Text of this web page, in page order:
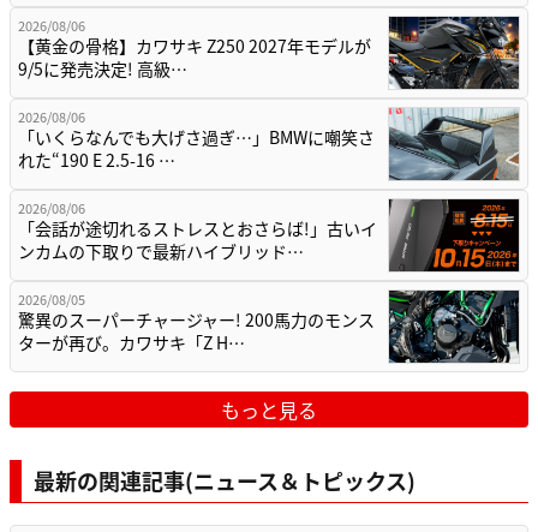
2026/08/06
【黄金の骨格】カワサキ Z250 2027年モデルが
9/5に発売決定! 高級…
2026/08/06
「いくらなんでも大げさ過ぎ…」BMWに嘲笑さ
れた“190 E 2.5-16 …
2026/08/06
「会話が途切れるストレスとおさらば!」古いイ
ンカムの下取りで最新ハイブリッド…
2026/08/05
驚異のスーパーチャージャー! 200馬力のモンス
ターが再び。カワサキ「Z H…
もっと見る
最新の関連記事(ニュース＆トピックス)